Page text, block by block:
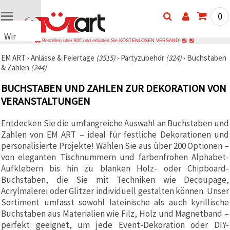
Wir
Cookies
🍪 Wir
Cookies
und
ähnliche
um das
ordnungsgemäße
Funktionieren
der Website
sicherzustellen,
Nutzungserlebnis
zu
verbessern
und, mit
Ihrer
Einwilligung,
0
Bestellen über 80€ und erhalten Sie KOSTENLOSEN VERSAND!
EM ART › Anlässe & Feiertage (3515)› Partyzubehör (324)› Buchstaben
& Zahlen (244)
BUCHSTABEN UND ZAHLEN ZUR DEKORATION VON
VERANSTALTUNGEN
Entdecken Sie die umfangreiche Auswahl an Buchstaben und
Zahlen von EM ART – ideal für festliche Dekorationen und
personalisierte Projekte! Wählen Sie aus über 200 Optionen –
von eleganten Tischnummern und farbenfrohen Alphabet-
Aufklebern bis hin zu blanken Holz- oder Chipboard-
Buchstaben, die Sie mit Techniken wie Decoupage,
Acrylmalerei oder Glitzer individuell gestalten können. Unser
Sortiment umfasst sowohl lateinische als auch kyrillische
Buchstaben aus Materialien wie Filz, Holz und Magnetband –
perfekt geeignet, um jede Event-Dekoration oder DIY-